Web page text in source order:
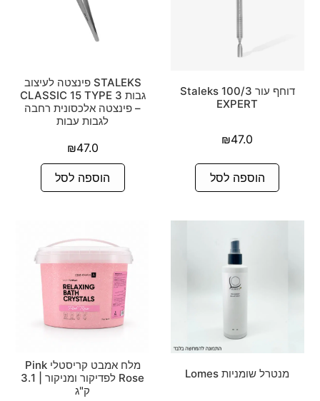
דוחף עור 100/3 Staleks
EXPERT
₪47.0
הוספה לסל
STALEKS פינצטה לעיצוב
גבות CLASSIC 15 TYPE 3
– פינצטה אלכסונית רחבה
לגבות עבות
₪47.0
הוספה לסל
מנטרל שומניות Lomes
מלח אמבט קריסטלי Pink
Rose לפדיקור ומניקור | 3.1
ק"ג